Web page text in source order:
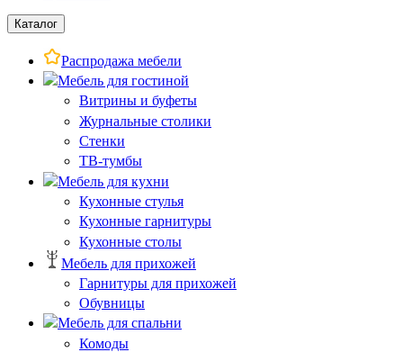
Каталог
Распродажа мебели
Мебель для гостиной
Витрины и буфеты
Журнальные столики
Стенки
ТВ-тумбы
Мебель для кухни
Кухонные стулья
Кухонные гарнитуры
Кухонные столы
Мебель для прихожей
Гарнитуры для прихожей
Обувницы
Мебель для спальни
Комоды